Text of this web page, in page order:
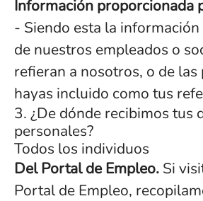
Información proporcionada
- Siendo esta la
de nuestros empleados o
refieran a nosotros, o de las
hayas incluido como tus
3. ¿De dónde recibimos tus
personales?
Todos los individuos
Del Portal de Empleo. Si
Portal de Empleo,